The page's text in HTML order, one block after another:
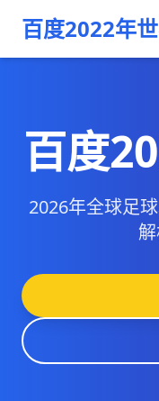
百度2022年
百度
2026年全球足